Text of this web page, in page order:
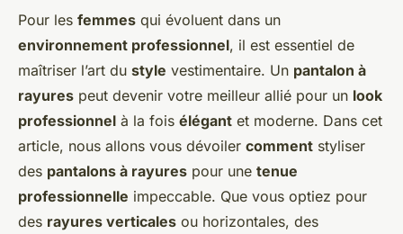
Pour les femmes qui évoluent dans un
environnement professionnel, il est essentiel de
maîtriser l’art du style vestimentaire. Un pantalon à
rayures peut devenir votre meilleur allié pour un look
professionnel à la fois élégant et moderne. Dans cet
article, nous allons vous dévoiler comment styliser
des pantalons à rayures pour une tenue
professionnelle impeccable. Que vous optiez pour
des rayures verticales ou horizontales, des